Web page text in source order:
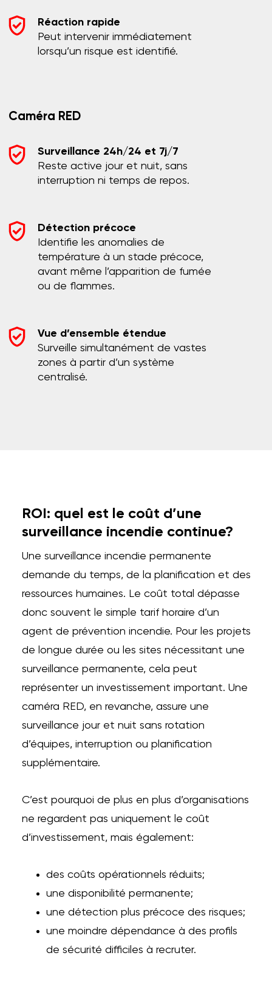
Réaction rapide
Peut intervenir immédiatement
lorsqu’un risque est identifié.
Caméra RED
Surveillance 24h/24 et 7j/7
Reste active jour et nuit, sans
interruption ni temps de repos.
Détection précoce
Identifie les anomalies de
température à un stade précoce,
avant même l’apparition de fumée
ou de flammes.
Vue d’ensemble étendue
Surveille simultanément de vastes
zones à partir d’un système
centralisé.
ROI: quel est le coût d’une
surveillance incendie continue?
Une surveillance incendie permanente
demande du temps, de la planification et des
ressources humaines. Le coût total dépasse
donc souvent le simple tarif horaire d’un
agent de prévention incendie. Pour les projets
de longue durée ou les sites nécessitant une
surveillance permanente, cela peut
représenter un investissement important. Une
caméra RED, en revanche, assure une
surveillance jour et nuit sans rotation
d’équipes, interruption ou planification
supplémentaire.
C’est pourquoi de plus en plus d’organisations
ne regardent pas uniquement le coût
d’investissement, mais également:
des coûts opérationnels réduits;
une disponibilité permanente;
une détection plus précoce des risques;
une moindre dépendance à des profils
de sécurité difficiles à recruter.